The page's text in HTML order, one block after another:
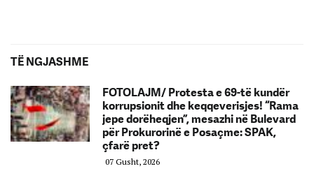
TË NGJASHME
FOTOLAJM/ Protesta e 69-të kundër
korrupsionit dhe keqqeverisjes! “Rama
jepe dorëheqjen”, mesazhi në Bulevard
për Prokurorinë e Posaçme: SPAK,
çfarë pret?
07 Gusht, 2026